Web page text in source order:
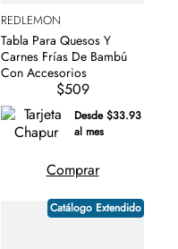
REDLEMON
Tabla Para Quesos Y
Carnes Frías De Bambú
Con Accesorios
$509
Desde $33.93
al mes
Comprar
Catálogo Extendido